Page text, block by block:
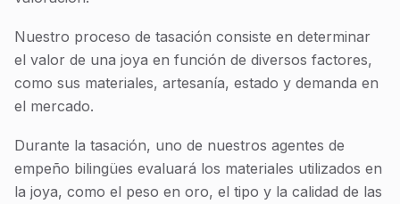
Nuestro proceso de tasación consiste en determinar
el valor de una joya en función de diversos factores,
como sus materiales, artesanía, estado y demanda en
el mercado.
Durante la tasación, uno de nuestros agentes de
empeño bilingües evaluará los materiales utilizados en
la joya, como el peso en oro, el tipo y la calidad de las